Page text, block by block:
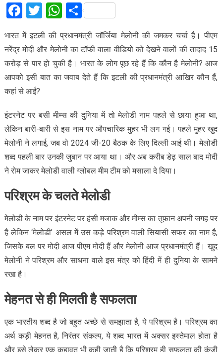
Facebook
Twitter
WhatsApp
Share
भारत में इटली की प्रधानमंत्री जॉर्जिया मेलोनी की जमकर चर्चा है। पीएम
नरेंद्र मोदी और मेलोनी का टॉफी वाला वीडियो को देखने वालों की तादाद 15
करोड़ से पार हो चुकी है। भारत के लोग पूछ रहे हैं कि कौन है मेलोनी? आज
आपको इसी बात का जवाब देते हैं कि इटली की प्रधानमंत्री आखिर कौन हैं,
कहां से आईं?
इंटरनेट पर बसी मीम्स की दुनिया में तो मेलोडी नाम पहले से छाया हुआ था,
लेकिन बारी-बारी से इस नाम पर औपचारिक मुहर भी लग गई। पहले मुहर खुद
मेलोनी ने लगाई, जब वो 2024 जी-20 बैठक के लिए दिल्ली आई थी। मेलोडी
शब्द पहली बार उनकी जुबान पर आया था। और अब करीब डेढ़ साल बाद मोदी
ने रोम जाकर मेलोडी वाली ग्लोबल मीम टीम को मसाला दे दिया।
परिश्रम के चलते मेलोडी
मेलोडी के नाम पर इंटरनेट पर हंसी मजाक और मीम्स का तूफान अपनी जगह पर
है लेकिन ‘मेलोडी’ असल में उस कड़े परिश्रम वाली सियासी सफर का नाम है,
जिसके बल पर मोदी आज पीएम मोदी हैं और मेलोनी आज प्रधानमंत्री हैं। खुद
मेलोनी ने परिश्रम और साधना वाले इस मंत्र को हिंदी में ही दुनिया के सामने
रखा है।
मेहनत से ही मिलती है सफलता
एक भारतीय शब्द है जो बहुत अच्छे से समझाता है, ये परिश्रम है। परिश्रम का
अर्थ कड़ी मेहनत है, निरंतर संकल्प, ये शब्द भारत में अक्सर इस्तेमाल होता है
और इसे लेकर एक कहावत भी कही जाती है कि परिश्रम ही सफलता की कुंजी